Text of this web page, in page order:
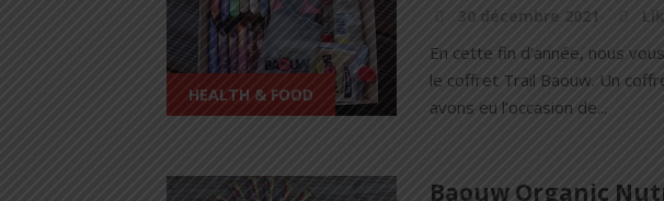
HEALTH & FOOD
30 décembre 2021
En cette fin d’année, nous
le coffret Trail Baouw. Un
avons eu l’occasion de...
Baouw Organic